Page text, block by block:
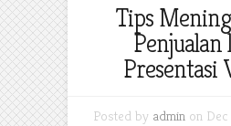
Tips
Penjualan
Presentasi
Posted by admin on